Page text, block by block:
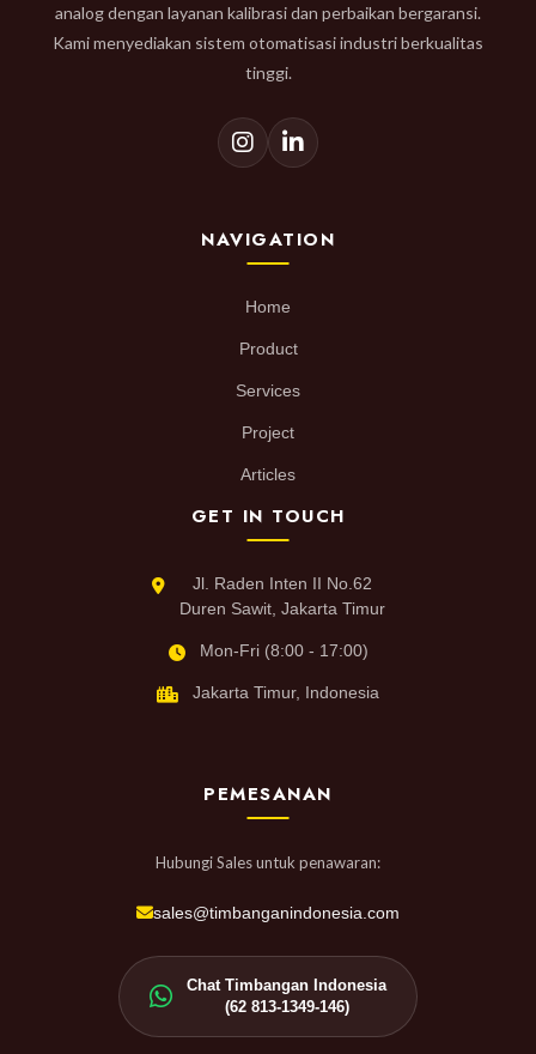
analog dengan layanan kalibrasi dan perbaikan bergaransi.
Kami menyediakan sistem otomatisasi industri berkualitas
tinggi.
NAVIGATION
Home
Product
Services
Project
Articles
GET IN TOUCH
Jl. Raden Inten II No.62
Duren Sawit, Jakarta Timur
Mon-Fri (8:00 - 17:00)
Jakarta Timur, Indonesia
PEMESANAN
Hubungi Sales untuk penawaran:
sales@timbanganindonesia.com
Chat Timbangan Indonesia
(62 813-1349-146)